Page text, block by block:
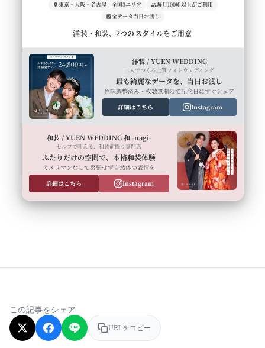
東京・大阪・名古屋｜全国3エリア
毎月100組以上がご利用
全データ当日お渡し
洋装・和装、2つのスタイルをご用意
洋装 / YUEN WEDDING
二人でつくる上質フォトウェディング
最も綺麗なデータを、当日お渡し
色味調整済み・枚数無制限で記念日にすぐシェア
詳細はこちら
Instagram
和装 / YUEN WEDDING 和 -nagi-
セルフで叶える、和装前撮り専門店
ふたりだけの空間で、本格和装体験
カメラマンなしで緊張せず自然体の表情を
詳細はこちら
Instagram
この記事をシェア
URLをコピー